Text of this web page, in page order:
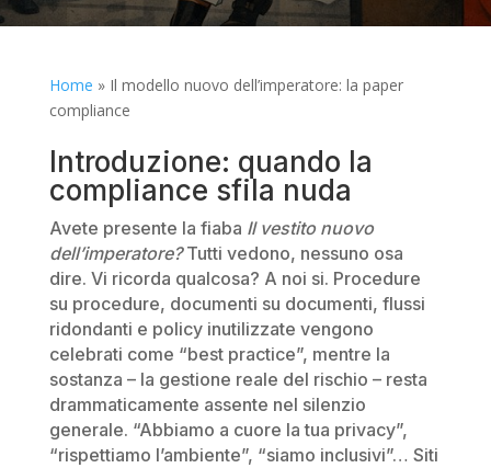
Home » Il modello nuovo dell’imperatore: la paper
compliance
Introduzione: quando la
compliance sfila nuda
Avete presente la fiaba Il vestito nuovo
dell’imperatore?Tutti vedono, nessuno osa
dire. Vi ricorda qualcosa? A noi si. Procedure
su procedure, documenti su documenti, flussi
ridondanti e policy inutilizzate vengono
celebrati come “best practice”, mentre la
sostanza – la gestione reale del rischio – resta
drammaticamente assente nel silenzio
generale. “Abbiamo a cuore la tua privacy”,
“rispettiamo l’ambiente”, “siamo inclusivi”… Siti